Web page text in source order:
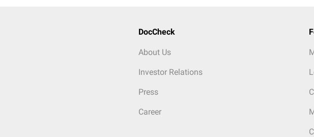
DocCheck
About Us
Investor Relations
Press
Career